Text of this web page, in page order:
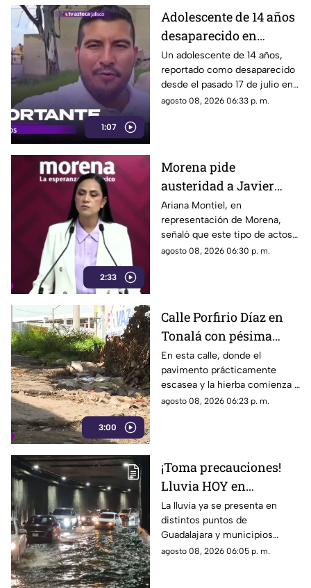
elevado gasto que han
generado.
1:07
Adolescente de 14 años
desaparecido en
Tlaquepaque es
trasladado a Jalisco
tras ser localizado en
Michoacán
Un adolescente de 14 años,
reportado como desaparecido
desde el pasado 17 de julio en
Tlaquepaque, fue localizado
agosto 08, 2026 06:33 p. m.
2:33
Morena pide
austeridad a Javier
May, pero el ejemplo
parece faltar en casa
Ariana Montiel, en
representación de Morena,
señaló que este tipo de actos y
el gasto de recursos
austeridad establecidos por el
partido.
agosto 08, 2026 06:30 p. m.
3:00
Calle Porfirio Díaz en
Tonalá con pésima
vialidad y basura por
todas partes
En esta calle, donde el
pavimento prácticamente
escasea y la hierba comienza a
ganar terreno, los vecinos
resultados.
agosto 08, 2026 06:23 p. m.
¡Toma precauciones!
Lluvia HOY en
Guadalajara deja
fuertes vientos y
amenaza de granizo
La lluvia ya se presenta en
distintos puntos de
Guadalajara y municipios
cercanos, con fuertes vientos,
agosto 08, 2026 06:05 p. m.